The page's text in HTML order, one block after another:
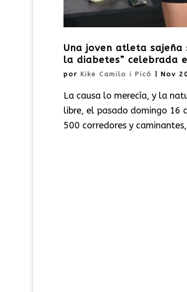
Una joven atleta
la diabetes” celebrada
por Kike Camilo i Picó Nov
La causa lo merecía, y la
libre, el pasado domingo 16
500 corredores y